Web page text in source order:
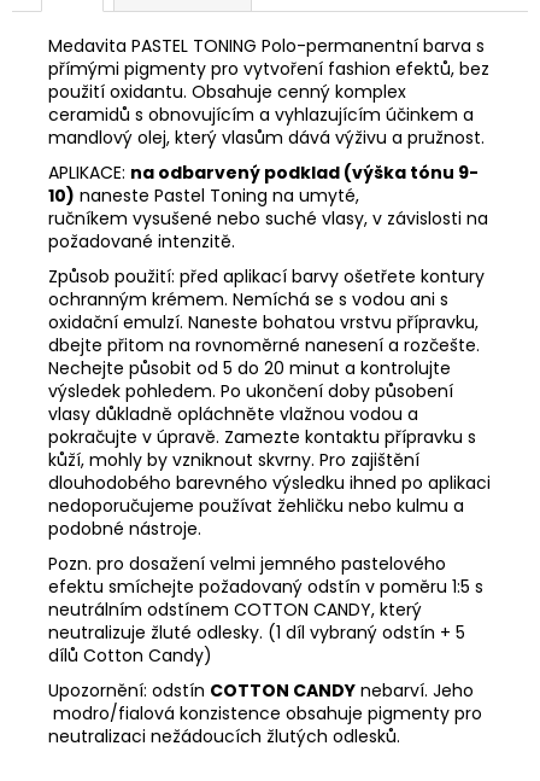
Medavita PASTEL TONING Polo-permanentní barva s
přímými pigmenty pro vytvoření fashion efektů, bez
použití oxidantu. Obsahuje cenný komplex
ceramidů s obnovujícím a vyhlazujícím účinkem a
mandlový olej, který vlasům dává výživu a pružnost.
APLIKACE: na odbarvený podklad (výška tónu 9-
10) naneste Pastel Toning na umyté,
ručníkem vysušené nebo suché vlasy, v závislosti na
požadované intenzitě.
Způsob použití: před aplikací barvy ošetřete kontury
ochranným krémem. Nemíchá se s vodou ani s
oxidační emulzí. Naneste bohatou vrstvu přípravku,
dbejte přitom na rovnoměrné nanesení a rozčešte.
Nechejte působit od 5 do 20 minut a kontrolujte
výsledek pohledem. Po ukončení doby působení
vlasy důkladně opláchněte vlažnou vodou a
pokračujte v úpravě. Zamezte kontaktu přípravku s
kůží, mohly by vzniknout skvrny. Pro zajištění
dlouhodobého barevného výsledku ihned po aplikaci
nedoporučujeme používat žehličku nebo kulmu a
podobné nástroje.
Pozn. pro dosažení velmi jemného pastelového
efektu smíchejte požadovaný odstín v poměru 1:5 s
neutrálním odstínem COTTON CANDY, který
neutralizuje žluté odlesky. (1 díl vybraný odstín + 5
dílů Cotton Candy)
Upozornění: odstín COTTON CANDY nebarví. Jeho
modro/fialová konzistence obsahuje pigmenty pro
neutralizaci nežádoucích žlutých odlesků.